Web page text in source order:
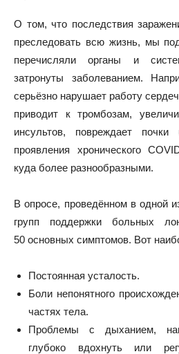
О том, что последствия
преследовать всю жизнь, мы
перечисляли органы и
затронуты заболеванием.
серьёзно нарушает работу
приводит к тромбозам,
инсультов, повреждает
проявления хронического
куда более разнообразными.
Вопросе, проведённом в одной
групп поддержки больных
50 основных симптомов. Вот
Постоянная усталость.
Боли непонятного
частях тела.
Проблемы с дыханием,
глубоко вдохнуть или